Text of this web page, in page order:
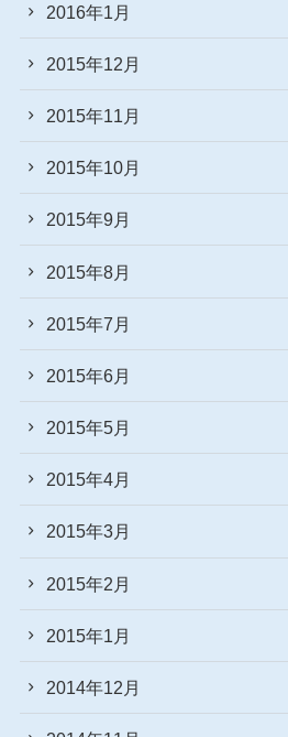
2016年1月
2015年12月
2015年11月
2015年10月
2015年9月
2015年8月
2015年7月
2015年6月
2015年5月
2015年4月
2015年3月
2015年2月
2015年1月
2014年12月